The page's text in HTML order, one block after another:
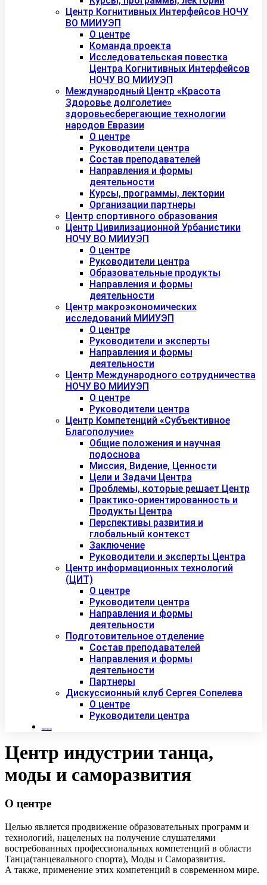
Центр Когнитивных Интерфейсов НОЧУ
ВО МИИУЭП
О центре
Команда проекта
Исследовательская повестка
Центра Когнитивных Интерфейсов
НОЧУ ВО МИИУЭП
Международный Центр «Красота
Здоровье долголетие»
здоровьесберегающие технологии
народов Евразии
О центре
Руководители центра
Состав преподавателей
Направления и формы
деятельности
Курсы, программы, лектории
Организации партнеры
Центр спортивного образования
Центр Цивилизационной Урбанистики
НОЧУ ВО МИИУЭП
О центре
Руководители центра
Образовательные продукты
Направления и формы
деятельности
Центр макроэкономических
исследований МИИУЭП
О центре
Руководители и эксперты
Направления и формы
деятельности
Центр Международного сотрудничества
НОЧУ ВО МИИУЭП
О центре
Руководители центра
Центр Компетенций «Субъективное
Благополучие»
Общие положения и научная
подоснова
Миссия, Видение, Ценности
Цели и Задачи Центра
Проблемы, которые решает Центр
Практико-ориентированность и
Продукты Центра
Перспективы развития и
глобальный контекст
Заключение
Руководители и эксперты Центра
Центр информационных технологий
(ЦИТ)
О центре
Руководители центра
Направления и формы
деятельности
Подготовительное отделение
Состав преподавателей
Направления и формы
деятельности
Партнеры
Дискуссионный клуб Сергея Сопелева
О центре
Руководители центра
Контакты
Центр индустрии танца,
моды и саморазвития
О центре
Целью является продвижение образовательных программ и
технологий, нацеленых на получение слушателями
востребованных профессиональных компетенций в области
Танца(танцевального спорта), Моды и Саморазвития.
А также, применение этих компетенций в современном мире.